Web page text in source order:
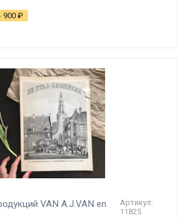
900₽
VAN A.J.VAN en
Артикул:
11825